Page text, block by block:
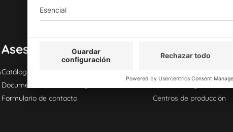
Asesoramiento y servicio
Catálogo General
Documentos para descargar
Formulario de contacto
Empresa
Centros de producción